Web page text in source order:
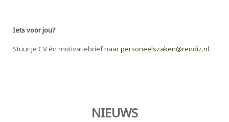
Iets voor jou?
Stuur je CV én motivatiebrief naarpersoneelszaken@rendiz.nl.
NIEUWS